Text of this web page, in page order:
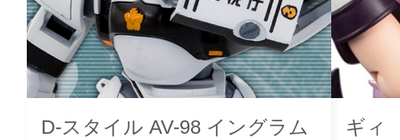
D-スタイル AV-98 イングラム
ギィ